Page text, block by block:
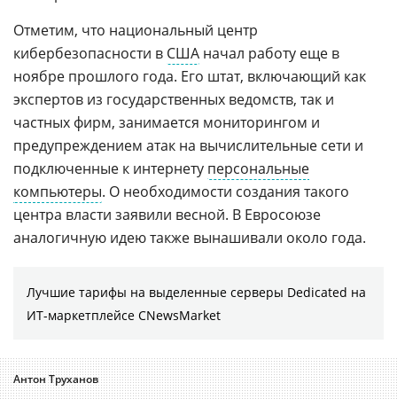
Отметим, что национальный центр
кибербезопасности в США начал работу еще в
ноябре прошлого года. Его штат, включающий как
экспертов из государственных ведомств, так и
частных фирм, занимается мониторингом и
предупреждением атак на вычислительные сети и
подключенные к интернету персональные
компьютеры. О необходимости создания такого
центра власти заявили весной. В Евросоюзе
аналогичную идею также вынашивали около года.
Лучшие тарифы на выделенные серверы Dedicated на
ИТ-маркетплейсе CNewsMarket
Антон Труханов